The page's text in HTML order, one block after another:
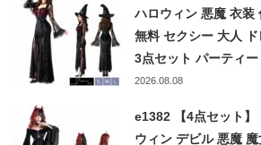
ハロウィン 悪魔 衣装
無料 セクシー 大人
3点セット パーティ
ッチ デビル ブラック
2026.08.08
e1382 【4点セット
ウィン デビル 悪魔